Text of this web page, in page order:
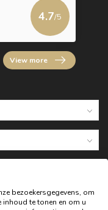
4.7/5
View more
bezoekersgegevens, om
inhoud te tonen en om u